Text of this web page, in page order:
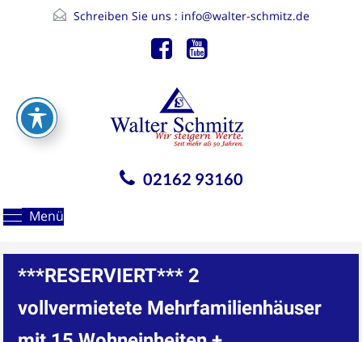
Schreiben Sie uns : info@walter-schmitz.de
02162 93160
Menü
***RESERVIERT*** 2
vollvermietete Mehrfamilienhäuser